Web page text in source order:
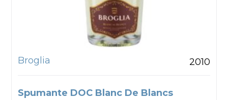
Broglia 2010
Spumante DOC Blanc De Blancs